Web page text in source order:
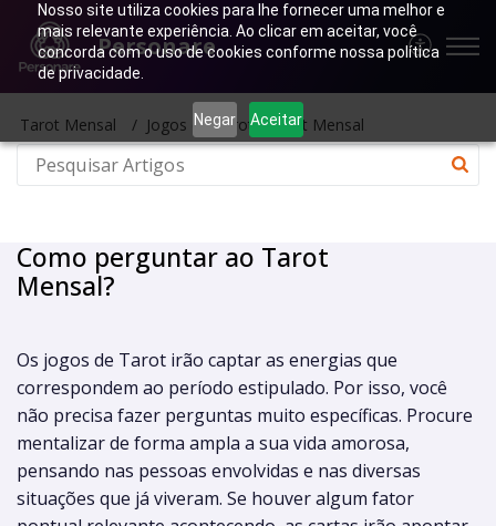
Nosso site utiliza cookies para lhe fornecer uma melhor e
mais relevante experiência. Ao clicar em aceitar, você
concorda com o uso de cookies conforme nossa política
de privacidade.
Negar Aceitar
Personare
Tarot Mensal Jogos de Tarot - Tarot Mensal
Como perguntar ao Tarot
Mensal?
Os jogos de Tarot irão captar as energias que
correspondem ao período estipulado. Por isso, você
não precisa fazer perguntas muito específicas. Procure
mentalizar de forma ampla a sua vida amorosa,
pensando nas pessoas envolvidas e nas diversas
situações que já viveram. Se houver algum fator